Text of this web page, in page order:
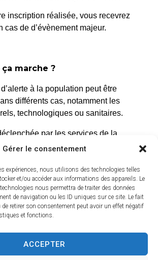
Gérer le consentement
expériences, nous utilisons des technologies telles
et/ou accéder aux informations des appareils. Le
nous permettra de traiter des données
de navigation ou les ID uniques sur ce site. Le fait
retirer son consentement peut avoir un effet négatif
et fonctions.
ACCEPTER
Unie,
d’Anthéron
70
:
et de 14h à 16h
inscription réalisée, vous recevrez
cas de d’évènement majeur.
marche ?
à la population peut être
différents cas, notamment les
technologiques ou sanitaires.
par les services de la
être localisée selon le périmètre et
minutes pour vous inscrire et
de ce service d’alerte :